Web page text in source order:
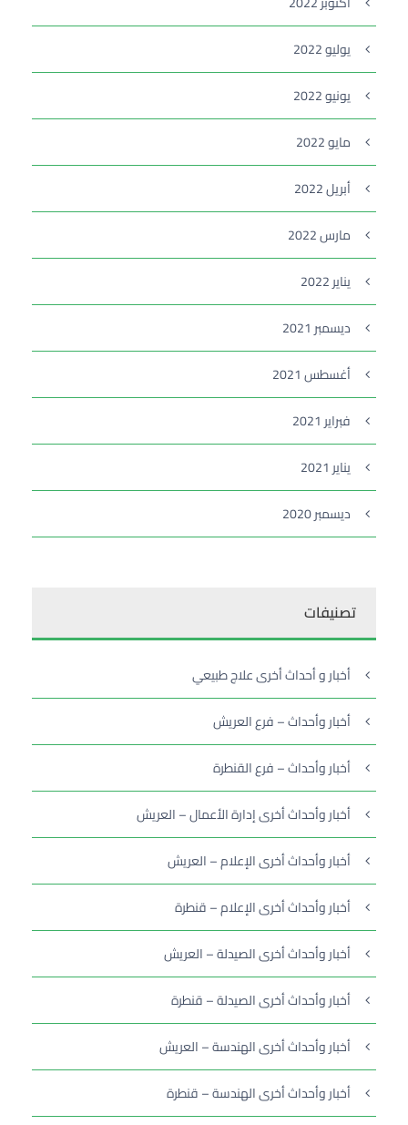
يوليو 2022
يونيو 2022
مايو 2022
أبريل 2022
مارس 2022
يناير 2022
ديسمبر 2021
أغسطس 2021
فبراير 2021
يناير 2021
ديسمبر 2020
تصنيفات
أخبار و أحداث أخرى علاج طبيعي
أخبار وأحداث – فرع العريش
أخبار وأحداث – فرع القنطرة
أخبار وأحداث أخرى إدارة الأعمال – العريش
أخبار وأحداث أخرى الإعلام – العريش
أخبار وأحداث أخرى الإعلام – قنطرة
أخبار وأحداث أخرى الصيدلة – العريش
أخبار وأحداث أخرى الصيدلة – قنطرة
أخبار وأحداث أخرى الهندسة – العريش
أخبار وأحداث أخرى الهندسة – قنطرة